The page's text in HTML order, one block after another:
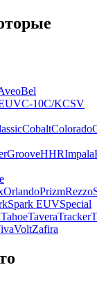
Bel
C-10C/KCSV
CobaltColorado
GrooveHHRImpala
OrlandoPrizmRezzo
Spark EUVSpecial
TahoeTaveraTracker
VoltZafira